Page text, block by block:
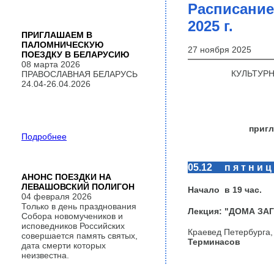
2025 г.
27 ноября 2025
05.12 п я т н и ц
Начало в 19час.
Лекция: "ДОМА
​Краевед
Терминасов
ПРИГЛАШАЕМ В
ПАЛОМНИЧЕСКУЮ
ПОЕЗДКУ В БЕЛАРУСИЮ
08 марта 2026
ПРАВОСЛАВНАЯ БЕЛАРУСЬ
24.04-26.04.2026
Подробнее
АНОНС ПОЕЗДКИ НА
ЛЕВАШОВСКИЙ ПОЛИГОН
04 февраля 2026
Только в день празднования
Собора новомучеников и
исповедников Российских
совершается память святых,
дата смерти которых
неизвестна.